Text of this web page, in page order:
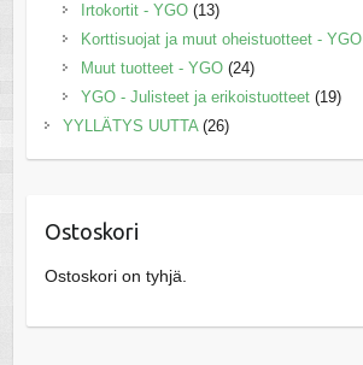
Irtokortit - YGO (13)
Korttisuojat ja muut oheistuotteet - YGO
Muut tuotteet - YGO (24)
YGO - Julisteet ja erikoistuotteet (19)
YYLLÄTYS UUTTA (26)
Ostoskori
Ostoskori on tyhjä.